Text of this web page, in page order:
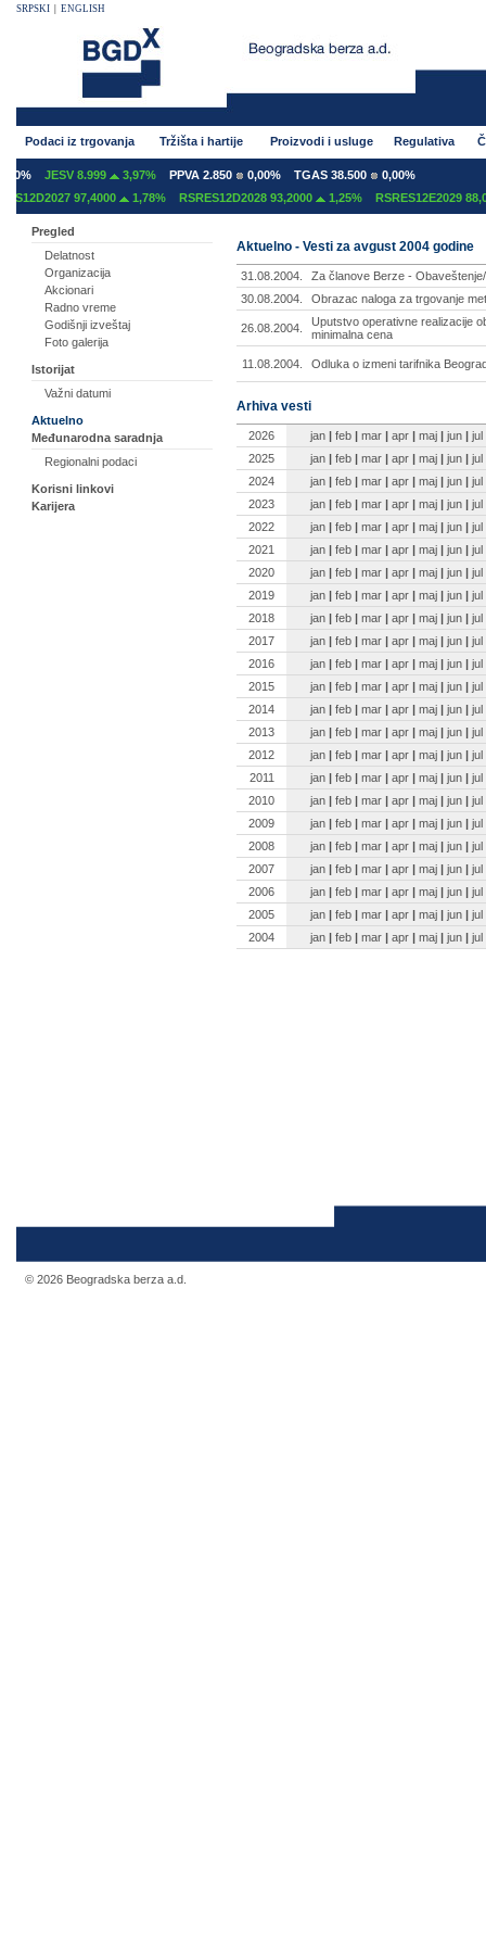
SRPSKI ENGLISH
Podaci iz trgovanja Tržišta i hartije Proizvodi i usluge Regulativa
JESV 8.999 3,97% PPVA 2.850 0,00% TGAS 38.500
0,00%
97,4000
1,78% RSRES12D2028 93,2000 1,25% RSRES12E2029
Pregled
Delatnost
Organizacija
Akcionari
Radno vreme
Godišnji izveštaj
Foto galerija
Istorijat
Važni datumi
Aktuelno
Međunarodna saradnja
Regionalni podaci
Korisni linkovi
Karijera
Aktuelno - Vesti za avgust 2004 godine
31.08.2004.
Za članove Berze -
30.08.2004.
Obrazac naloga za trgovanje
26.08.2004.
Uputstvo operativne realizacije
minimalna cena
11.08.2004. Odluka o izmeni tarifnika
Arhiva vesti
2026 jan | feb | mar | apr | maj | jun | jul
2025
jan | feb | mar | apr | maj | jun | jul
2024
jan | feb | mar | apr | maj | jun | jul
2023
jan | feb | mar | apr | maj | jun | jul
2022
jan | feb | mar | apr | maj | jun | jul
2021
jan | feb | mar | apr | maj | jun | jul
2020
jan | feb | mar | apr | maj | jun | jul
2019
jan | feb | mar | apr | maj | jun | jul
2018
jan | feb | mar | apr | maj | jun | jul
2017
jan | feb | mar | apr | maj | jun | jul
2016
jan | feb | mar | apr | maj | jun | jul
2015
jan | feb | mar | apr | maj | jun | jul
2014
jan | feb | mar | apr | maj | jun | jul
2013
jan | feb | mar | apr | maj | jun | jul
2012
jan | feb | mar | apr | maj | jun | jul
2011
jan | feb | mar | apr | maj | jun | jul
2010
jan | feb | mar | apr | maj | jun | jul
2009
jan | feb | mar | apr | maj | jun | jul
2008
jan | feb | mar | apr | maj | jun | jul
2007
jan | feb | mar | apr | maj | jun | jul
2006
jan | feb | mar | apr | maj | jun | jul
2005
jan | feb | mar | apr | maj | jun | jul
2004
jan | feb | mar | apr | maj | jun | jul
© 2026 Beogradska berza a.d.